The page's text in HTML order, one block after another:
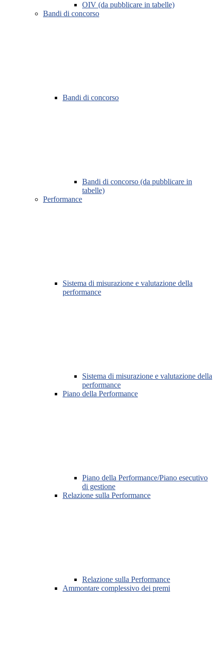
OIV (da pubblicare in tabelle)
Bandi di concorso
Bandi di concorso
Bandi di concorso (da pubblicare in
tabelle)
Performance
Sistema di misurazione e valutazione della
performance
Sistema di misurazione e valutazione della
performance
Piano della Performance
Piano della Performance/Piano esecutivo
di gestione
Relazione sulla Performance
Relazione sulla Performance
Ammontare complessivo dei premi